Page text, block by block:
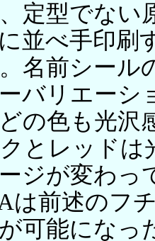
定型でない
並べ手印刷
名前シール
バリエーシ
の色も光沢
とレッドは
ジが変わっ
は前述のフ
可能になっ